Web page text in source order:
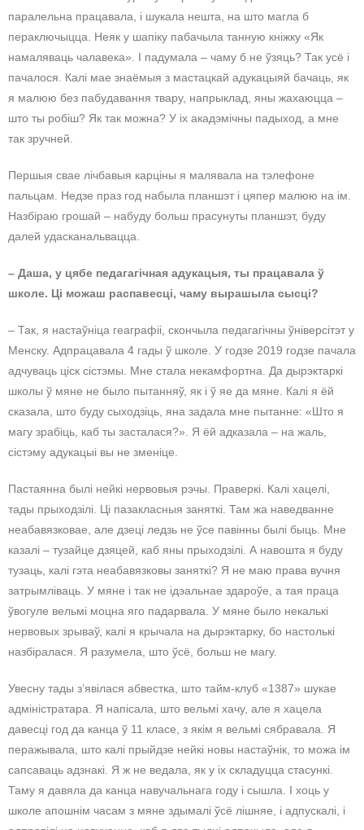
паралельна працавала, і шукала нешта, на што магла б
пераключыцца. Неяк у шапіку пабачыла танную кніжку «Як
намаляваць чалавека». І падумала – чаму б не ўзяць? Так усё і
пачалося. Калі мае знаёмыя з мастацкай адукацыяй бачаць, як
я малюю без пабудавання твару, напрыклад, яны жахаюцца –
што ты робіш? Як так можна? У іх акадэмічны падыход, а мне
так зручней.
Першыя свае лічбавыя карціны я малявала на тэлефоне
пальцам. Недзе праз год набыла планшэт і цяпер малюю на ім.
Назбіраю грошай – набуду больш прасунуты планшэт, буду
далей удасканальвацца.
– Даша, у цябе педагагічная адукацыя, ты працавала ў
школе. Ці можаш распавесці, чаму вырашыла сысці?
– Так, я настаўніца геаграфіі, скончыла педагагічны ўніверсітэт у
Менску. Адпрацавала 4 гады ў школе. У годзе 2019 годзе пачала
адчуваць ціск сістэмы. Мне стала некамфортна. Да дырэктаркі
школы ў мяне не было пытанняў, як і ў яе да мяне. Калі я ёй
сказала, што буду сыходзіць, яна задала мне пытанне: «Што я
магу зрабіць, каб ты засталася?». Я ёй адказала – на жаль,
сістэму адукацыі вы не зменіце.
Пастаянна былі нейкі нервовыя рэчы. Праверкі. Калі хацелі,
тады прыходзілі. Ці пазакласныя заняткі. Там жа наведванне
неабавязковае, але дзеці ледзь не ўсе павінны былі быць. Мне
казалі – тузайце дзяцей, каб яны прыходзілі. А навошта я буду
тузаць, калі гэта неабавязковы заняткі? Я не маю права вучня
затрымліваць. У мяне і так не ідэальнае здароўе, а тая праца
ўвогуле вельмі моцна яго падарвала. У мяне было некалькі
нервовых зрываў, калі я крычала на дырэктарку, бо настолькі
назбіралася. Я разумела, што ўсё, больш не магу.
Увесну тады з’явілася абвестка, што тайм-клуб «1387» шукае
адміністратара. Я напісала, што вельмі хачу, але я хацела
давесці год да канца ў 11 класе, з якім я вельмі сябравала. Я
перажывала, што калі прыйдзе нейкі новы настаўнік, то можа ім
сапсаваць адзнакі. Я ж не ведала, як у іх складуцца стасункі.
Таму я давяла да канца навучальнага году і сышла. І хоць у
школе апошнім часам з мяне здымалі ўсё лішняе, і адпускалі, і